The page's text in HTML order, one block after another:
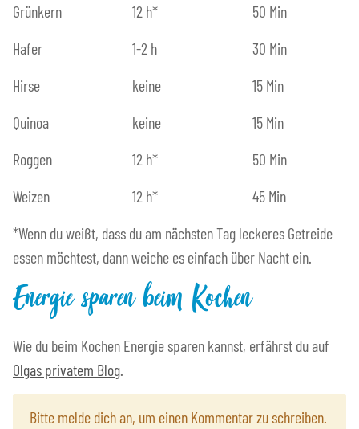
Grünkern
Hafer
Hirse
Quinoa
Roggen
Weizen
12 h*
1-2 h
keine
keine
12 h*
12 h*
50 Min
30 Min
15 Min
15 Min
50 Min
45 Min
*Wenn du weißt, dass du am nächsten Tag leckeres Getreide
essen möchtest, dann weiche es einfach über Nacht ein.
Energie sparen beim Kochen
Wie du beim Kochen Energie sparen kannst, erfährst du auf
Olgas privatem Blog
x
Bitte melde dich an, um einen Kommentar zu schreiben.